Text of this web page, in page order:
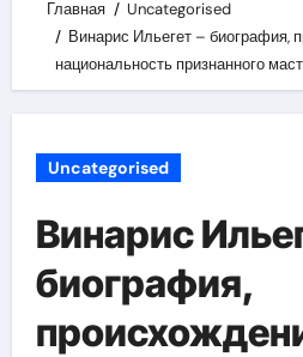
Главная
Uncategorised
Винарис Ильегет – биография,
национальность признанного
Uncategorised
Винарис
биография,